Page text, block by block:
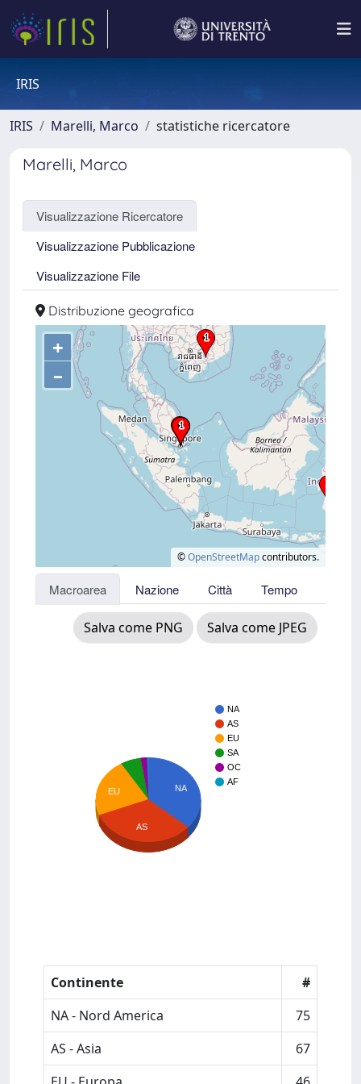
IRIS
IRIS Marelli, Marco statistiche ricercatore
Marelli, Marco
Visualizzazione Ricercatore
Visualizzazione Pubblicazione
Visualizzazione File
Distribuzione geografica
+
–
©OpenStreetMapcontributors.
Macroarea Nazione Città Tempo
Salva come PNG Salva come JPEG
NA
AS
EU
SA
OC
AF
NA
EU
AS
Continente
#
NA - Nord America
75
AS - Asia
67